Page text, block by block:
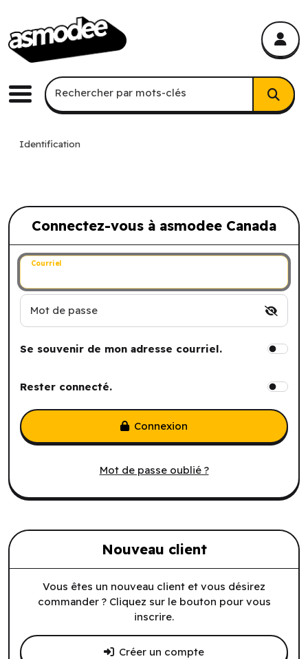
Menu
Recherche par mots-clés
Rechercher par mots-clés
Identification
Connectez-vous à asmodee Canada
Connectez-vous à asmodee Canada
Courriel
Mot de passe
Se souvenir de mon adresse courriel.
Rester connecté.
Mot de passe oublié ?
Connexion
Nouveau client
Vous êtes un nouveau client et vous désirez
commander ? Cliquez sur le bouton pour vous
inscrire.
Créer un compte